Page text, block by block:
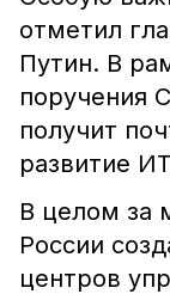
отметил
Путин. В
поручения
получит
развитие
В целом за
России
центров